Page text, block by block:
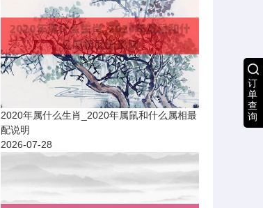
订
单
查
询
2020年属什么生肖_2020年属鼠和什么属相最
配说明
2026-07-28